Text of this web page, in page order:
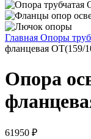
Главная Опоры
фланцевая ОТ(159/
Опора
61950 ₽